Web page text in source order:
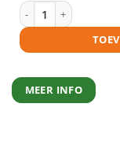
Epson 26 (T2611)
MEER INFO